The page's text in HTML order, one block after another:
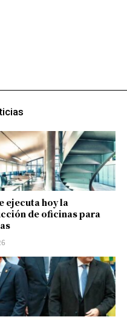
ejecuta hoy la
de oficinas para